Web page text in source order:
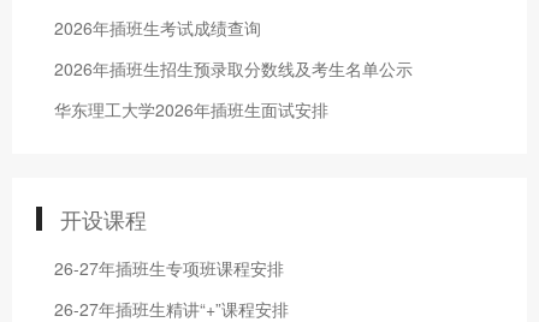
2026年插班生考试成绩查询
2026年插班生招生预录取分数线及考生名单公示
华东理工大学2026年插班生面试安排
开设课程
26-27年插班生专项班课程安排
26-27年插班生精讲“+”课程安排